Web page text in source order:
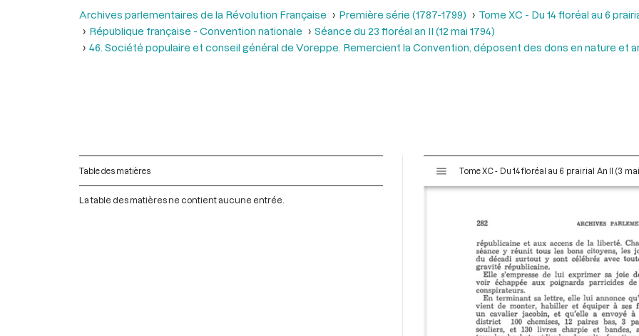
Archives parlementaires de la Révolution Française Première série (1787-1799)
Tome XC - Du 14 floréal au 6
République française - Convention nationale
Séance du 23 floréal an II (12 mai 1794)
46. Société populaire et conseil général de Voreppe. Remercient la Convention, déposent des dons en nature et
Table des matières
La table des matières ne contient aucune entrée.
s
Tome XC - Du 14 floréal au 6 prairial An II (3